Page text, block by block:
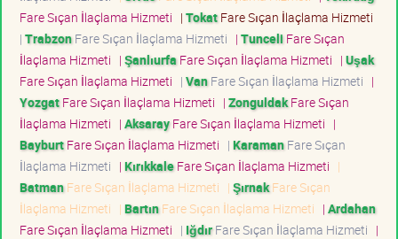
Fare Sıçan İlaçlama Hizmeti | TokatFare Sıçan İlaçlama Hizmeti
| TrabzonFare Sıçan İlaçlama Hizmeti | Tunceli Fare Sıçan
İlaçlama Hizmeti | Şanlıurfa Fare Sıçan İlaçlama Hizmeti | Uşak
Fare Sıçan İlaçlama Hizmeti | VanFare Sıçan İlaçlama Hizmeti |
YozgatFare Sıçan İlaçlama Hizmeti | ZonguldakFare Sıçan
İlaçlama Hizmeti | AksarayFare Sıçan İlaçlama Hizmeti |
BayburtFare Sıçan İlaçlama Hizmeti | KaramanFare Sıçan
İlaçlama Hizmeti | KırıkkaleFare Sıçan İlaçlama Hizmeti |
BatmanFare Sıçan İlaçlama Hizmeti | ŞırnakFare Sıçan
İlaçlama Hizmeti | BartınFare Sıçan İlaçlama Hizmeti | Ardahan
Fare Sıçan İlaçlama Hizmeti | IğdırFare Sıçan İlaçlama Hizmeti |